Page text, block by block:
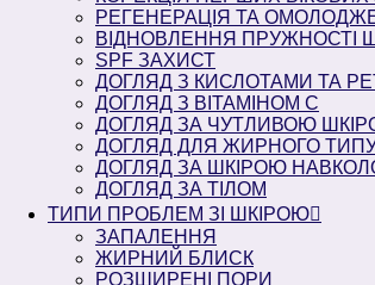
РЕГЕНЕРАЦІЯ ТА
ВІДНОВЛЕННЯ ПРУЖНОСТІ
SPF ЗАХИСТ
ДОГЛЯД З КИСЛОТАМИ ТА
ДОГЛЯД З ВІТАМІНОМ С
ДОГЛЯД ЗА ЧУТЛИВОЮ
ДОГЛЯД ДЛЯ ЖИРНОГО ТИПУ
ДОГЛЯД ЗА ШКІРОЮ
ДОГЛЯД ЗА ТІЛОМ
ТИПИ ПРОБЛЕМ ЗІ ШКІРОЮ
ЗАПАЛЕННЯ
ЖИРНИЙ БЛИСК
РОЗШИРЕНІ ПОРИ